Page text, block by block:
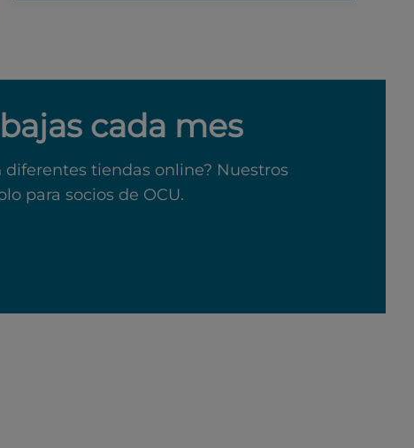
cada mes
tiendas online? Nuestros
para socios de OCU.